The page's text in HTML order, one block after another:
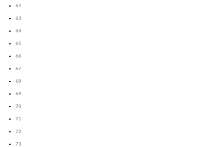
62
63
64
65
66
67
68
69
70
71
72
73